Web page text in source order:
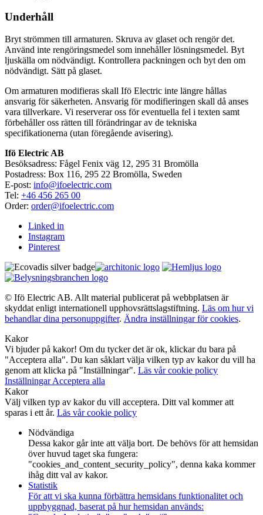
Underhåll
Bryt strömmen till armaturen. Skruva av glaset och rengör det.
Använd inte rengöringsmedel som innehåller lösningsmedel. Byt
ljuskälla om nödvändigt. Kontrollera packningen och byt den om
nödvändigt. Sätt på glaset.
Om armaturen modifieras skall Ifö Electric inte längre hållas
ansvarig för säkerheten. Ansvarig för modifieringen skall då anses
vara tillverkare. Vi reserverar oss för eventuella fel i texten samt
förbehåller oss rätten till förändringar av de tekniska
specifikationerna (utan föregående avisering).
Ifö Electric AB
Besöksadress: Fågel Fenix väg 12, 295 31 Bromölla
Postadress: Box 116, 295 22 Bromölla, Sweden
E-post: info@ifoelectric.com
Tel: +46 456 265 00
Order: order@ifoelectric.com
Linked in
Instagram
Pinterest
© Ifö Electric AB. Allt material publicerat på webbplatsen är
skyddat enligt internationell upphovsrättslagstiftning. Läs om hur vi
behandlar dina personuppgifter. Ändra inställningar för cookies.
Kakor
Vi bjuder på kakor! Om du tycker det är ok, klickar du bara på
"Acceptera alla". Du kan såklart välja vilken typ av kakor du vill ha
genom att klicka på "Inställningar". Läs vår cookie policy
InställningarAcceptera alla
Kakor
Välj vilken typ av kakor du vill acceptera. Ditt val kommer att
sparas i ett år. Läs vår cookie policy
Nödvändiga
Dessa kakor går inte att välja bort. De behövs för att hemsidan
över huvud taget ska fungera:
"cookies_and_content_security_policy", denna kaka kommer
ihåg ditt val av kakor.
Statistik
För att vi ska kunna förbättra hemsidans funktionalitet och
uppbyggnad, baserat på hur hemsidan används: